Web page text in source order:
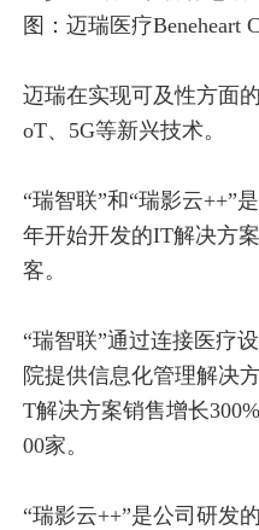
图：迈瑞医疗Beneheart
迈瑞在实现可及性方面
oT、5G等新兴技术。
“瑞智联”和“瑞影云++”
年开始开发的IT解决方
客。
“瑞智联”通过连接医疗
院提供信息化管理解决
T解决方案销售增长
00家。
“瑞影云++”是公司研发